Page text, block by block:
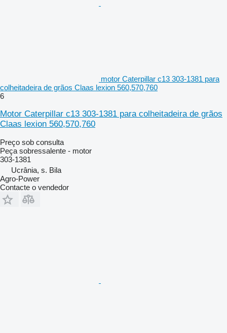
motor Caterpillar c13 303-1381 para
colheitadeira de grãos Claas lexion 560,570,760
6
Motor Caterpillar c13 303-1381 para colheitadeira de grãos
Claas lexion 560,570,760
Preço sob consulta
Peça sobressalente - motor
303-1381
Ucrânia, s. Bila
Agro-Power
Contacte o vendedor